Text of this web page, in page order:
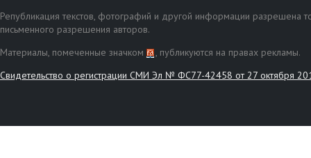
Републикация текстов, фотографий и другой информации разрешена
письменного разрешения авторов.
Материалы, помеченные значком
, публикуются на правах рекламы.
Свидетельство о регистрации СМИ Эл № ФС77-42458 от 27 октября